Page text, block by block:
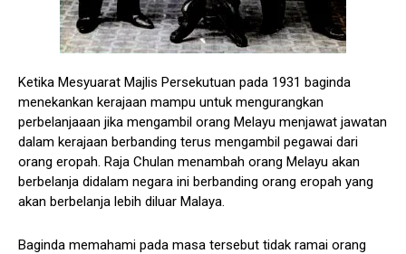
Ketika Mesyuarat Majlis Persekutuan pada 1931 baginda
menekankan kerajaan mampu untuk mengurangkan
perbelanjaaan jika mengambil orang Melayu menjawat jawatan
dalam kerajaan berbanding terus mengambil pegawai dari
orang eropah. Raja Chulan menambah orang Melayu akan
berbelanja didalam negara ini berbanding orang eropah yang
akan berbelanja lebih diluar Malaya.
Baginda memahami pada masa tersebut tidak ramai orang